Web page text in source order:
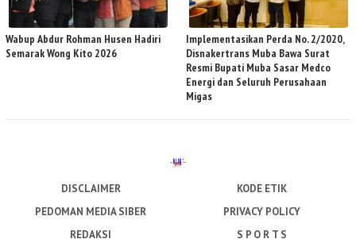
Wabup Abdur Rohman Husen Hadiri
Semarak Wong Kito 2026
Implementasikan Perda No. 2/2020,
Disnakertrans Muba Bawa Surat
Resmi Bupati Muba Sasar Medco
Energi dan Seluruh Perusahaan
Migas
DISCLAIMER
KODE ETIK
PEDOMAN MEDIA SIBER
PRIVACY POLICY
REDAKSI
S P O R T S